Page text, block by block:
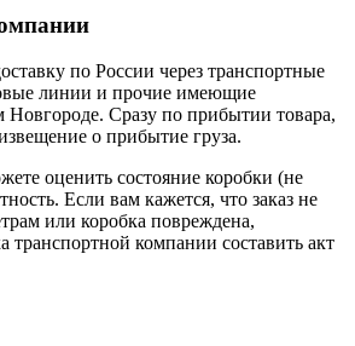
по России через транспортные
линии и прочие имеющие
Сразу по прибытии товара,
о прибытие груза.
оценить состояние коробки (не
Если вам кажется, что заказ не
или коробка повреждена,
транспортной компании составить акт